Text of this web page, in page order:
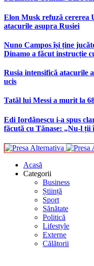
Elon Musk refuză cererea
atacurile asupra Rusiei
Nuno Campos își ține
Dinamo a făcut instrucție
Rusia intensifică atacurile
ucis
Tatăl lui Messi a murit la
Edi Iordănescu i-a spus
făcută cu Tănase: „Nu-l ții
Acasă
Categorii
Business
Știință
Sport
Sănătate
Politică
Lifestyle
Externe
Călătorii